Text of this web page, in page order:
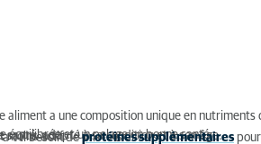
a une composition unique en nutriments
équilibrée et un pelage en bonne santé.
santé, adapté à sa condition et à son âge.
moins actif.
a-t-il besoin deprotéines supplémentairespour